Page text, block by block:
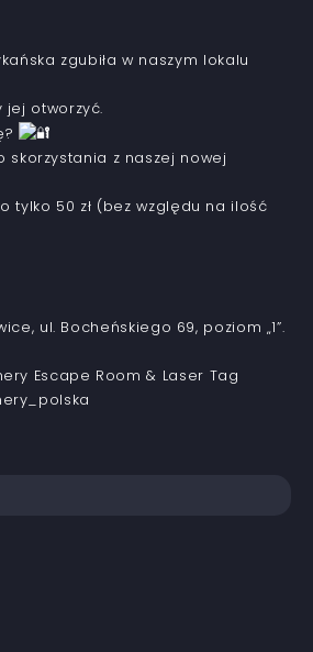
zgubiła w naszym lokalu
jej otworzyć.
skorzystania z naszej nowej
tylko 50 zł (bez względu na ilość
ul. Bocheńskiego 69, poziom „1”.
Escape Room & Laser Tag